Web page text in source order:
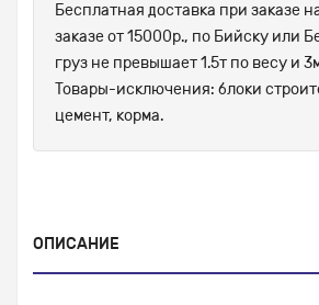
Бесплатная доставка при заказе
заказе от 15000р., по Бийску или
груз не превышает 1.5т по весу и
Товары-исключения: блоки
цемент, корма.
ОПИСАНИЕ